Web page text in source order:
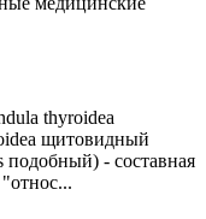
thyroidea
щитовидный
подобный) - составная